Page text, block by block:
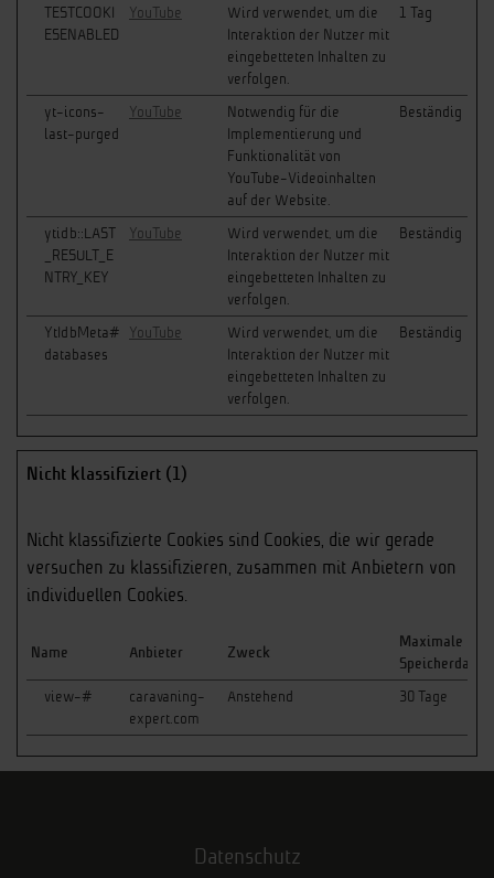
TESTCOOKI
ESENABLED
YouTube
Wird verwendet, um die
Interaktion der Nutzer mit
eingebetteten Inhalten zu
verfolgen.
1 Tag
yt-icons-
last-purged
YouTube
Notwendig für die
Implementierung und
Funktionalität von
YouTube-Videoinhalten
auf der Website.
Beständig
ytidb::LAST
_RESULT_E
NTRY_KEY
YouTube
Wird verwendet, um die
Interaktion der Nutzer mit
eingebetteten Inhalten zu
verfolgen.
Beständig
YtIdbMeta#
databases
YouTube
Wird verwendet, um die
Interaktion der Nutzer mit
eingebetteten Inhalten zu
verfolgen.
Beständig
Nicht klassifiziert (1)
Nicht klassifizierte Cookies sind Cookies, die wir gerade
versuchen zu klassifizieren, zusammen mit Anbietern von
individuellen Cookies.
Name Anbieter Zweck
Maximale
Speicherdauer
view-#
caravaning-
expert.com
Anstehend 30 Tage
Datenschutz